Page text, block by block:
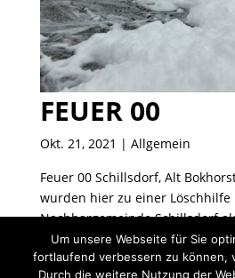
FEUER 00
Okt. 21, 2021 | Allgemein
Feuer 00 Schillsdorf, Alt
wurden hier zu einer Löschhilfe
Nachbargemeinde Schillsdorf
Bokhorst brannte ein LKW auf
Landwirtschaftlichen Betrieb.
Um unsere Webseite für Sie
fortlaufend verbessern zu können,
Durch die weitere Nutzung der